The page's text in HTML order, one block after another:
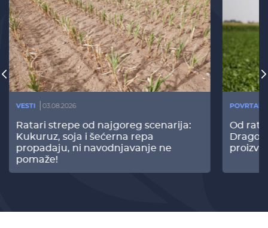
VESTI 03.08.2026
Ratari strepe od najgoreg scenarija:
Kukuruz, soja i šećerna repa
propadaju, ni navodnjavanje ne
pomaže!
Od